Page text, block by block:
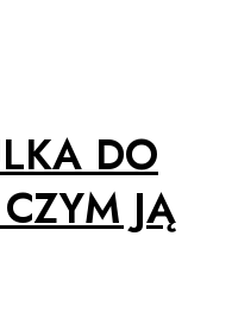
DO
JĄ